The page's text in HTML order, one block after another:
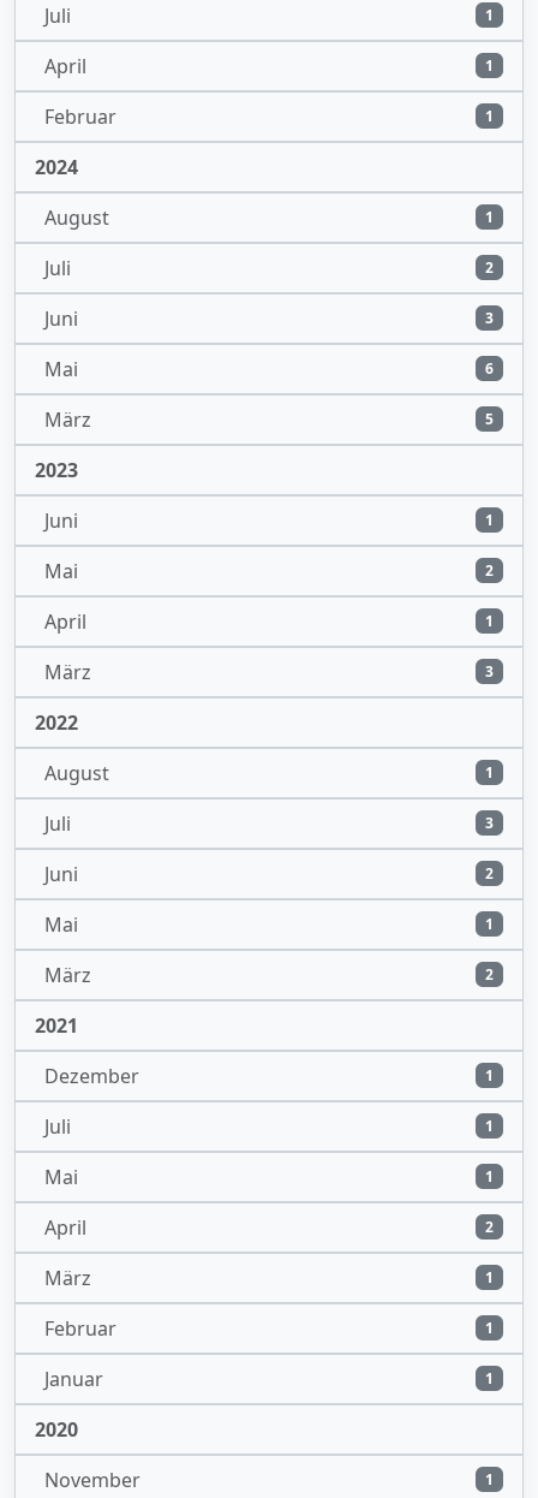
Juli
1
April 1
Februar 1
2024
August
1
Juli 2
Juni 3
Mai 6
März 5
2023
Juni
1
Mai 2
April 1
März 3
2022
August
1
Juli 3
Juni 2
Mai 1
März 2
2021
Dezember
1
Juli 1
Mai 1
April 2
März 1
Februar 1
Januar 1
2020
November
1